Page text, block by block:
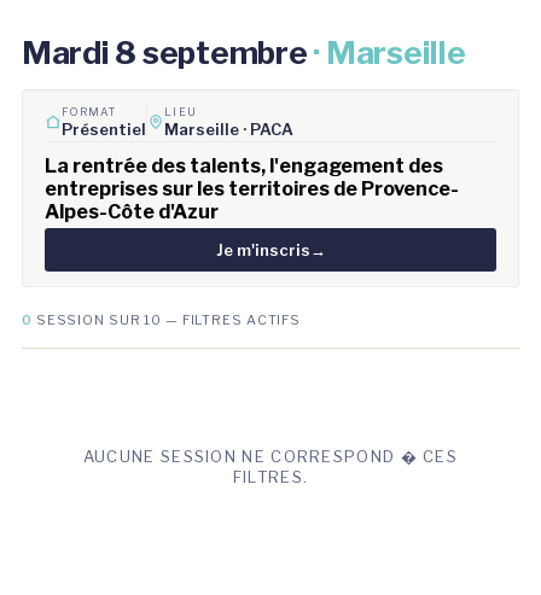
Mardi 8 septembre· Marseille
FORMAT
Présentiel
LIEU
Marseille · PACA
La rentrée des talents, l'engagement des
entreprises sur les territoires de Provence-
Alpes-Côte d'Azur
Je m'inscris→
0 SESSION SUR 10 — FILTRES ACTIFS
AUCUNE SESSION NE CORRESPOND � CES
FILTRES.